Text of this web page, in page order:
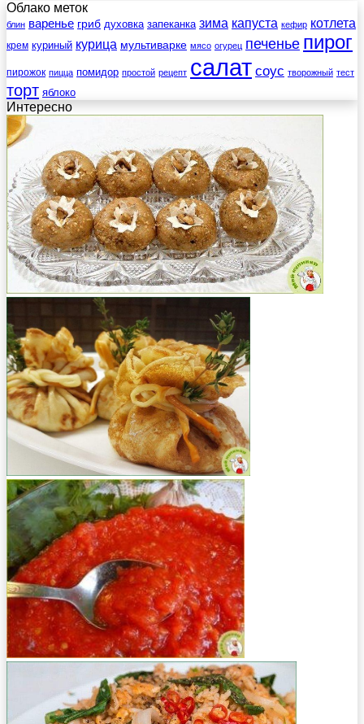
Облако меток
блин варенье гриб духовка запеканка зима капуста кефир котлета
крем куриный курица мультиварке мясо огурец печенье пирог
пирожок пицца помидор простой рецепт салат соус творожный тест
торт яблоко
Интересно